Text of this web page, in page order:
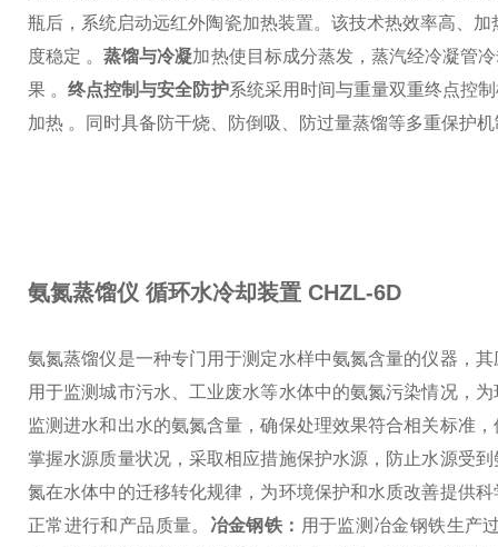
瓶后，系统启动远红外陶瓷加热装置。该技术热效率高、
度稳定 。蒸馏与冷凝加热使目标成分蒸发，蒸汽经冷凝管
果 。终点控制与安全防护系统采用时间与重量双重终点控
加热 。同时具备防干烧、防倒吸、防过量蒸馏等多重保护
氨氮蒸馏仪 循环水冷却装置 CHZL-6D
氨氮蒸馏仪是一种专门用于测定水样中氨氮含量的仪器，
用于监测城市污水、工业废水等水体中的氨氮污染情况，
监测进水和出水的氨氮含量，确保处理效果符合相关标准
掌握水源质量状况，采取相应措施保护水源，防止水源受
氮在水体中的迁移转化规律，为环境保护和水质改善提供科
正常进行和产品质量。 冶金钢铁： 用于监测冶金钢铁生产